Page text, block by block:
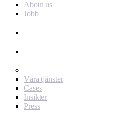
About us
Jobb
Våra tjänster
Cases
Insikter
Press